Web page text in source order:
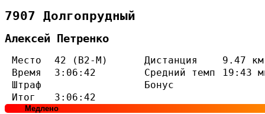
7907 Долгопрудный
Алексей Петренко
Место 42 (В2-М) Дистанция
9.47 км
Время
3:06:42 Средний темп
19:43
Штраф
Бонус
Итог
3:06:42
Медлено